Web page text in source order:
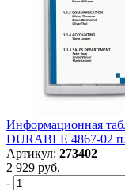
Информационная
DURABLE 4867-02
Артикул: 273402
2 929 руб.
-